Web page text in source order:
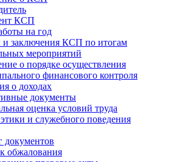
КСП
на год
и заключения КСП по итогам
мероприятий
о порядке осуществления
финансового контроля
о доходах
документы
оценка условий труда
и служебного поведения
документов
обжалования